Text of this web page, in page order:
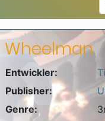
Wheelman
Entwickler:
Publisher:
Genre: